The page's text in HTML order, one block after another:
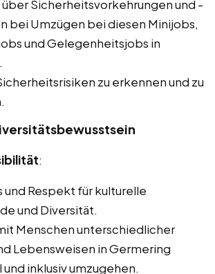
Sicherheitsvorkehrungen und -
bei Umzügen bei diesen Minijobs,
und Gelegenheitsjobs in
zu erkennen und zu
:
und Respekt für kulturelle
und Diversität.
Menschen unterschiedlicher
Lebensweisen in Germering
inklusiv umzugehen.